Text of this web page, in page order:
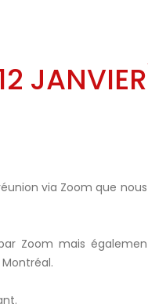
via Zoom que
Zoom mais